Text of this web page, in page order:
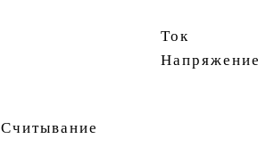
Ток
Считывание